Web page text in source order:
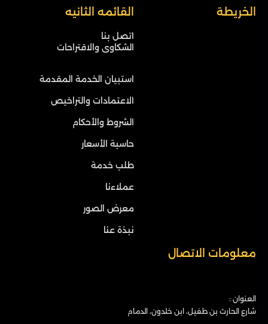
الخريطة القائمه الثانيه
اتصل بنا
الشكاوى والاقتراحات
استبيان الخدمة المقدمة
الاعتمادات والتراخيص
الشروط والأحكام
حاسبة الأسعار
طلب خدمة
عملاءنا
معرض الصور
نبذة عنا
معلومات الاتصال
العنوان :
شارع الحارث بن طفيل، ابن خلدون، الدمام